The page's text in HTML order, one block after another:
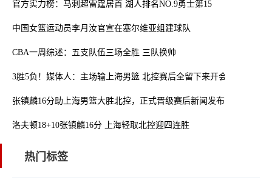
官方实力榜：马刺超雷霆居首 湖人排名NO.9勇士第15
中国女篮运动员李月汝官宣在塞尔维亚组建球队
CBA一周综述：五支队伍三场全胜 三队换帅
3胜5负！媒体人：主场输上海男篮 北控赛后全留下来开会
张镇麟16分助上海男篮大胜北控，正式晋级赛后新闻发布会
洛夫顿18+10张镇麟16分 上海轻取北控迎四连胜
热门标签